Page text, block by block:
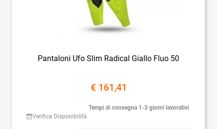
Pantaloni Ufo Slim Radical Giallo Fluo 50
€ 161,41
Verifica Disponibilità
Tempi di consegna 1-3 giorni lavorativi